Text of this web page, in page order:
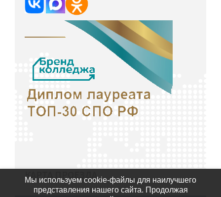
КАРТА ПРОЕЗДА
Мы используем cookie-файлы для наилучшего
представления нашего сайта. Продолжая